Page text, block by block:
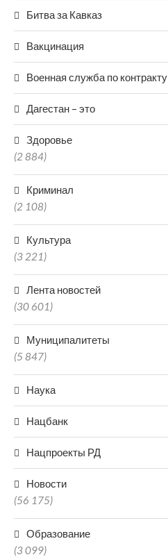
Битва за Кавказ
Вакцинация
Военная служба по контракту
Дагестан – это
Здоровье
(2 884)
Криминал
(2 108)
Культура
(3 221)
Лента новостей
(30 601)
Муниципалитеты
(5 847)
Наука
Нацбанк
Нацпроекты РД
Новости
(56 175)
Образование
(3 099)